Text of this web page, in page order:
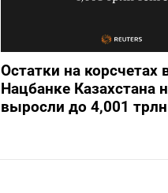
Остатки на корсчетах
Нацбанке Казахстана
выросли до 4,001 трлн